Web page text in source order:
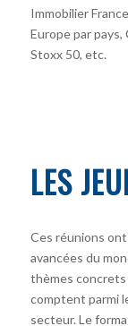
Immobilier
Europe par pays,
Stoxx 50, etc.
LES
Ces réunions
avancées du
thèmes
comptent parmi
secteur. Le